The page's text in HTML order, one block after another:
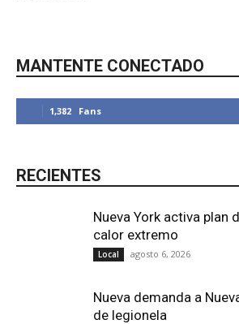
MANTENTE CONECTADO
1,382 Fans
RECIENTES
Nueva York activa plan
calor extremo
Local agosto 6, 2026
Nueva demanda a
de legionela